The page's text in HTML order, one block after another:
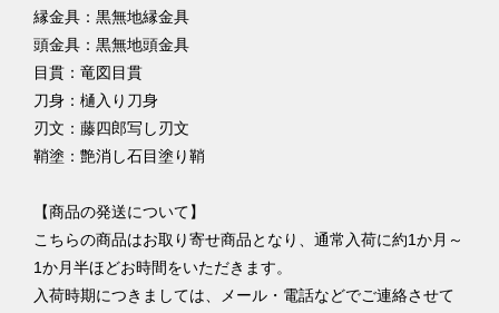
縁金具：黒無地縁金具
頭金具：黒無地頭金具
目貫：竜図目貫
刀身：樋入り刀身
刃文：藤四郎写し刃文
鞘塗：艶消し石目塗り鞘
【商品の発送について】
こちらの商品はお取り寄せ商品となり、通常入荷に約1か月～
1か月半ほどお時間をいただきます。
入荷時期につきましては、メール・電話などでご連絡させて